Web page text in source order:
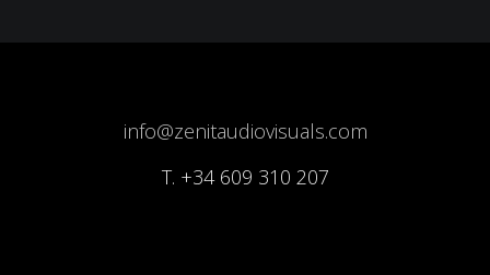
info@zenitaudiovisuals.com
T. +34 609 310 207